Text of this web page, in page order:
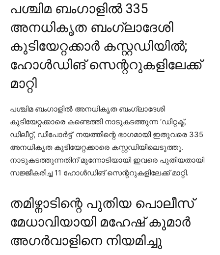
പശ്ചിമ ബംഗാളില്‍ 335
അനധികൃത ബംഗ്ലാദേശി
കുടിയേറ്റക്കാര്‍ കസ്റ്റഡിയില്‍;
ഹോള്‍ഡിങ് സെന്ററുകളിലേക്ക്
മാറ്റി
പശ്ചിമ ബംഗാളില്‍ അനധികൃത ബംഗ്ലാദേശി
കുടിയേറ്റക്കാരെ കണ്ടെത്തി നാടുകടത്തുന്ന ‘ഡിറ്റക്ട്,
ഡിലീറ്റ്, ഡീപോര്‍ട്ട്’ നയത്തിന്റെ ഭാഗമായി ഇതുവരെ 335
അനധികൃത കുടിയേറ്റക്കാരെ കസ്റ്റഡിയിലെടുത്തു.
നാടുകടത്തുന്നതിന് മുന്നോടിയായി ഇവരെ പുതിയതായി
സജ്ജീകരിച്ച 11 ഹോള്‍ഡിങ് സെന്ററുകളിലേക്ക് മാറ്റി.
തമിഴ്നാടിന്റെ പുതിയ പൊലീസ്
മേധാവിയായി മഹേഷ് കുമാര്‍
അഗര്‍വാളിനെ നിയമിച്ചു